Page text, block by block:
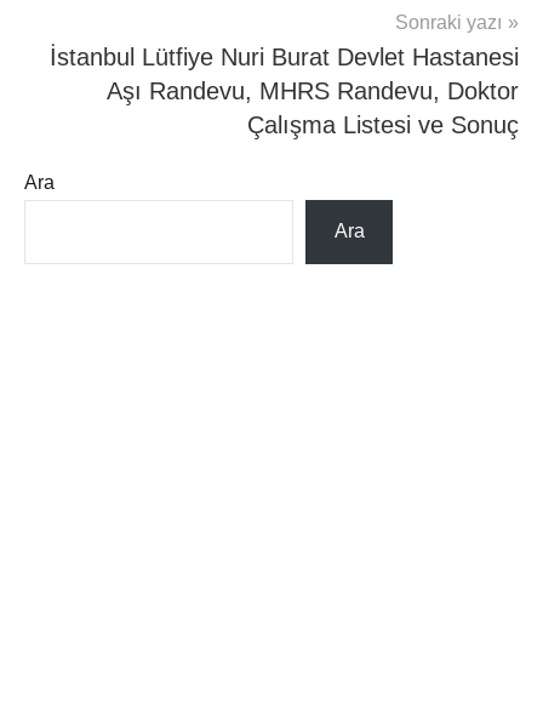
Sonraki yazı
İstanbul Lütfiye Nuri Burat Devlet Hastanesi
Aşı Randevu, MHRS Randevu, Doktor
Çalışma Listesi ve Sonuç
Ara
Ara